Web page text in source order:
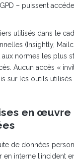
– puissent
utilisés dans le
(Insightly,
normes les plus
Aucun accès «
sur les outils utilisés
en œuvre
de données
en interne l’incident